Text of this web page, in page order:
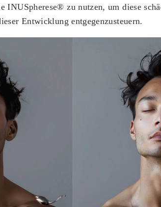
INUSpherese® zu nutzen, um diese
Entwicklung entgegenzusteuern.